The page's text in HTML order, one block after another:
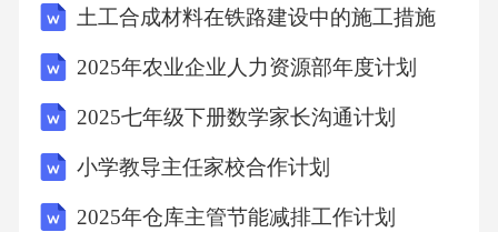
片制造质量控制，同时定期进行叶片检测。叶
片裂纹案例某风电场叶片在运行过程中发生变
形，导致风机输出功率下降。分析原因是叶片
材料老化及气动设计不合理。教训是需优化叶
片气动设计，同时加强叶片材料的研发。叶片
变形案例典型案例剖析及教训总结维修流程优
土工合成材料在铁路建设中的施工措施
2025年农业企业人力资源部年度计划
2025七年级下册数学家长沟通计划
小学教导主任家校合作计划
2025年仓库主管节能减排工作计划